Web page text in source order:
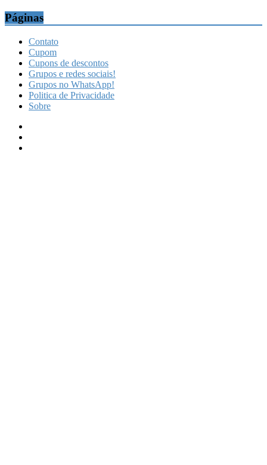
Páginas
Contato
Cupom
Cupons de descontos
Grupos e redes sociais!
Grupos no WhatsApp!
Politica de Privacidade
Sobre